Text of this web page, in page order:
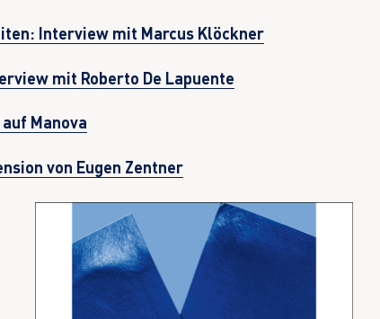
Interview mit Marcus Klöckner
mit Roberto De Lapuente
Manova
von Eugen Zentner